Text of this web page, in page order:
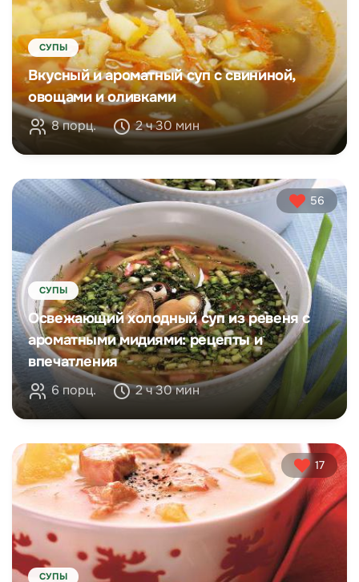
СУПЫ
Вкусный и ароматный суп с свининой,
овощами и оливками
8 порц. 2 ч 30 мин
56
СУПЫ
Освежающий холодный суп из ревеня с
ароматными мидиями: рецепты и
впечатления
6 порц. 2 ч 30 мин
17
СУПЫ